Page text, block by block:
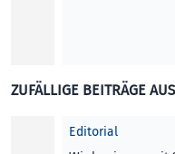
ZUFÄLLIGE BEITRÄGE
Editorial